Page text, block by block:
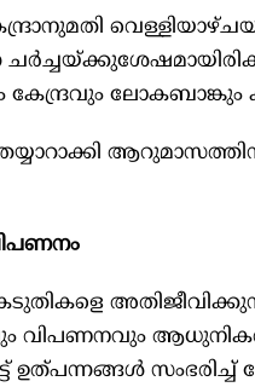
ലോകബാങ്കും
തയ്യാറാക്കി
വിപണനവും
ഉത്പന്നങ്ങൾ